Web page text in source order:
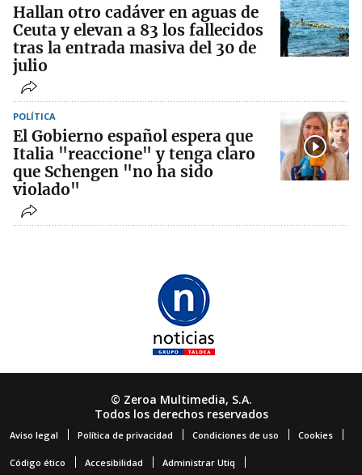
Hallan otro cadáver en aguas de
Ceuta y elevan a 83 los fallecidos
tras la entrada masiva del 30 de
julio
POLÍTICA
El Gobierno español espera que
Italia "reaccione" y tenga claro
que Schengen "no ha sido
violado"
© Zeroa Multimedia, S.A.
Todos los derechos reservados
Aviso legal Política de privacidad Condiciones de uso Cookies
Código ético Accesibilidad Administrar Utiq